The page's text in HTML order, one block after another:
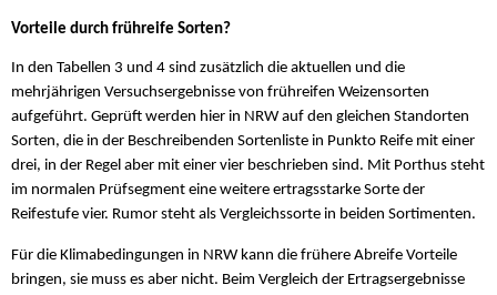
Vorteile durch frühreife Sorten?
In den Tabellen 3 und 4 sind zusätzlich die aktuellen und die
mehrjährigen Versuchsergebnisse von frühreifen Weizensorten
aufgeführt. Geprüft werden hier in NRW auf den gleichen Standorten
Sorten, die in der Beschreibenden Sortenliste in Punkto Reife mit einer
drei, in der Regel aber mit einer vier beschrieben sind. Mit Porthus steht
im normalen Prüfsegment eine weitere ertragsstarke Sorte der
Reifestufe vier. Rumor steht als Vergleichssorte in beiden Sortimenten.
Für die Klimabedingungen in NRW kann die frühere Abreife Vorteile
bringen, sie muss es aber nicht. Beim Vergleich der Ertragsergebnisse